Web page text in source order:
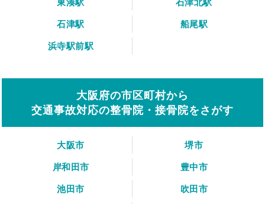
石津駅
船尾駅
浜寺駅前駅
大阪府の市区町村から
交通事故対応の整骨院・接骨院をさがす
大阪市
堺市
岸和田市
豊中市
池田市
吹田市